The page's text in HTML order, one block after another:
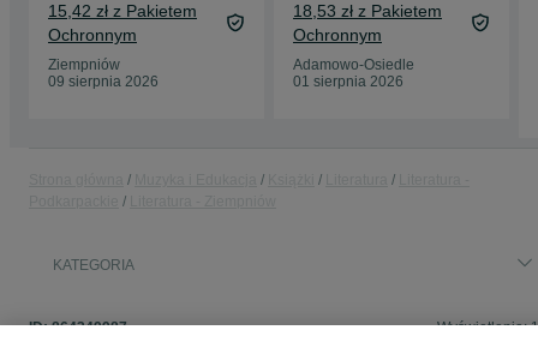
15,42 zł z Pakietem
Ochronnym
Ziempniów
09 sierpnia 2026
18,53 zł z Pakietem
Ochronnym
Adamowo-Osiedle
01 sierpnia 2026
KATEGORIA
ID:864349987 Wyświetlenia: